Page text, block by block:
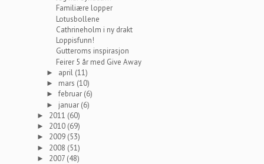
Familiære lopper
Lotusbollene
Cathrineholm i ny drakt
Loppisfunn!
Gutteroms inspirasjon
Feirer 5 år med Give Away
► april (11)
► mars (10)
►februar (6)
► januar (6)
► 2011 (60)
► 2010 (69)
► 2009 (53)
► 2008 (51)
► 2007 (48)